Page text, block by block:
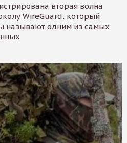
вторая волна
WireGuard, который
называют одним из самых